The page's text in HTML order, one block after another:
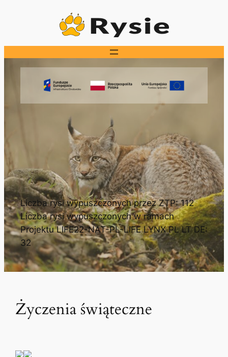
Liczba rysi wypuszczonych przez ZTP: 112
Liczba rysi wypuszczonych w ramach
Projektu LIFE22-NAT-PL-LIFE LYNX PL LT DE:
32
Życzenia świąteczne